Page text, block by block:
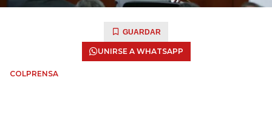
GUARDAR
UNIRSE A WHATSAPP
COLPRENSA